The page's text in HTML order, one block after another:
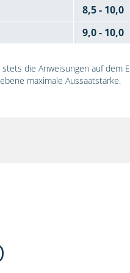
8,5 - 10,0
9,0 - 10,0
die Anweisungen auf dem
maximale Aussaatstärke.